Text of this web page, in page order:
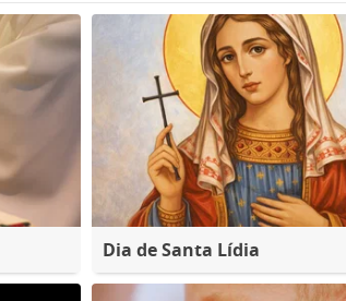
Dia de Santa Lídia